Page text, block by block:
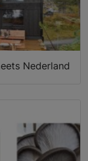
Nederland